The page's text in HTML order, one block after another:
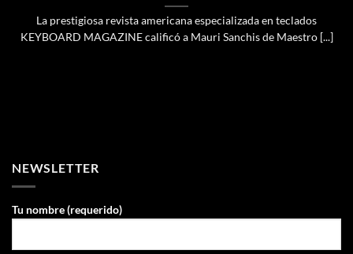
La prestigiosa revista americana especializada en teclados
KEYBOARD MAGAZINE calificó a Mauri Sanchis de Maestro [...]
NEWSLETTER
Tu nombre (requerido)